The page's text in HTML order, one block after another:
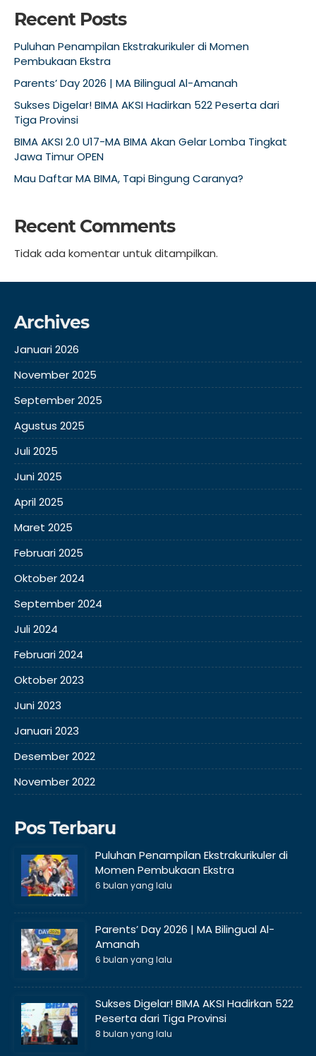
Recent Posts
Puluhan Penampilan Ekstrakurikuler di Momen
Pembukaan Ekstra
Parents’ Day 2026 | MA Bilingual Al-Amanah
Sukses Digelar! BIMA AKSI Hadirkan 522 Peserta dari
Tiga Provinsi
BIMA AKSI 2.0 U17-MA BIMA Akan Gelar Lomba Tingkat
Jawa Timur OPEN
Mau Daftar MA BIMA, Tapi Bingung Caranya?
Recent Comments
Tidak ada komentar untuk ditampilkan.
Archives
Januari 2026
November 2025
September 2025
Agustus 2025
Juli 2025
Juni 2025
April 2025
Maret 2025
Februari 2025
Oktober 2024
September 2024
Juli 2024
Februari 2024
Oktober 2023
Juni 2023
Januari 2023
Desember 2022
November 2022
Pos Terbaru
Puluhan Penampilan Ekstrakurikuler di
Momen Pembukaan Ekstra
6 bulan yang lalu
Parents’ Day 2026 | MA Bilingual Al-
Amanah
6 bulan yang lalu
Sukses Digelar! BIMA AKSI Hadirkan 522
Peserta dari Tiga Provinsi
8 bulan yang lalu